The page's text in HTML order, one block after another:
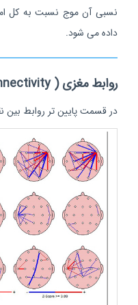
نسبی آن موج نسبت به کل
داده می شود.
روابط مغزی ( Brain Connectivity )
در قسمت پایین تر روابط